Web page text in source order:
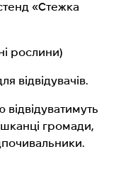
«Стежка
рослини)
відвідувачів.
громади,